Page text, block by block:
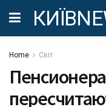
Home Світ